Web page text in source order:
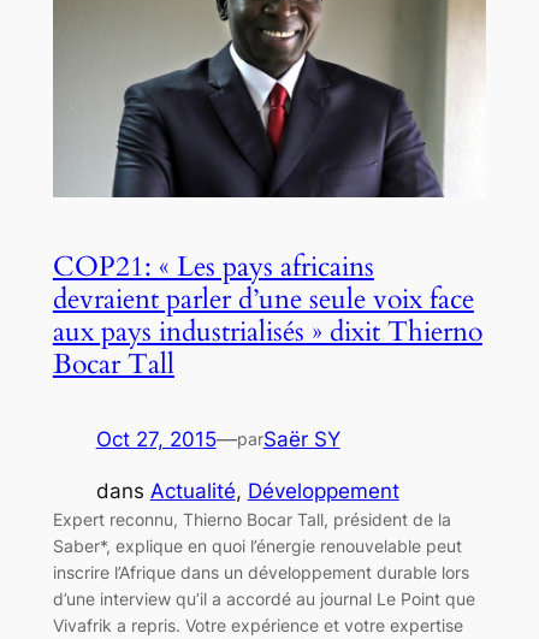
COP21: « Les pays africains
devraient parler d’une seule voix face
aux pays industrialisés » dixit Thierno
Bocar Tall
Oct 27, 2015—parSaër SY
dans Actualité, Développement
Expert reconnu, Thierno Bocar Tall, président de la
Saber*, explique en quoi l’énergie renouvelable peut
inscrire l’Afrique dans un développement durable lors
d’une interview qu’il a accordé au journal Le Point que
Vivafrik a repris. Votre expérience et votre expertise